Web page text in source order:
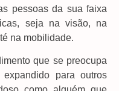
pessoas da sua faixa
seja na visão, na
na mobilidade.
que se preocupa
para outros